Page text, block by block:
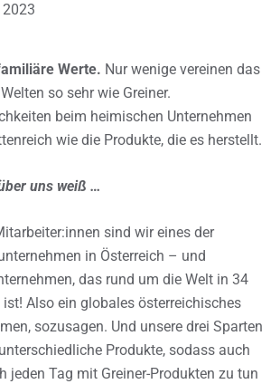
Werte. Nur wenige vereinen das
so sehr wie Greiner.
beim heimischen Unternehmen
wie die Produkte, die es herstellt.
uns weiß …
sind wir eines der
in Österreich – und
das rund um die Welt in 34
ist! Also ein globales österreichisches
sozusagen. Und unsere drei Sparten
Produkte, sodass auch
jeden Tag mit Greiner-Produkten zu tun